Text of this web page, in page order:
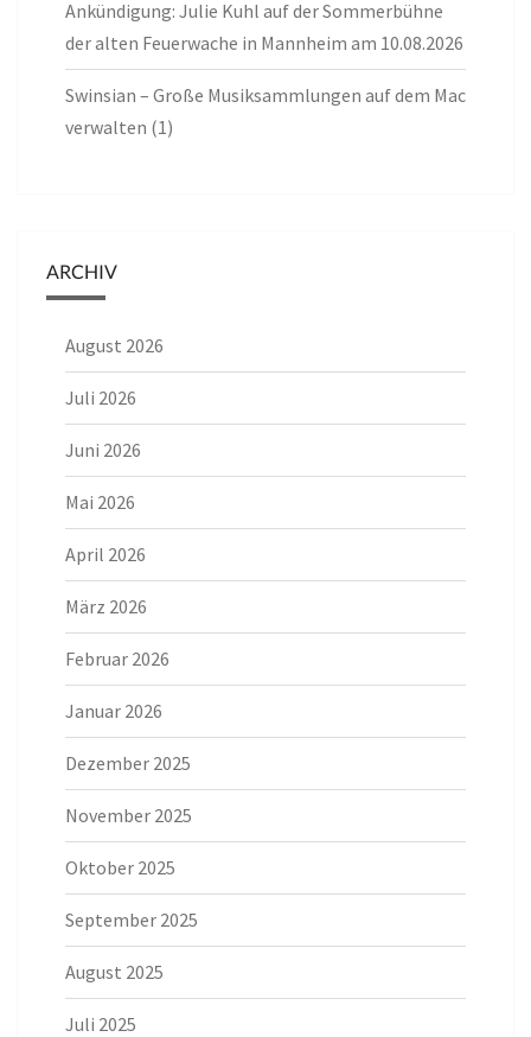
Ankündigung: Julie Kuhl auf der Sommerbühne
der alten Feuerwache in Mannheim am 10.08.2026
Swinsian – Große Musiksammlungen auf dem Mac
verwalten (1)
ARCHIV
August 2026
Juli 2026
Juni 2026
Mai 2026
April 2026
März 2026
Februar 2026
Januar 2026
Dezember 2025
November 2025
Oktober 2025
September 2025
August 2025
Juli 2025